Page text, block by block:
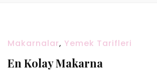
Makarnalar, Yemek Tarifleri
En Kolay Makarna